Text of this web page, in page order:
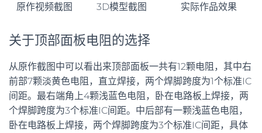
原作视频截图 3D模型截图 实际作品效果
关于顶部面板电阻的选择
从原作截图中可以看出来顶部面板一共有12颗电阻，其中右
前部7颗淡黄色电阻，直立焊接，两个焊脚跨度为1个标准IC
间距。最右端角上4颗浅蓝色电阻，卧在电路板上焊接，两
个焊脚跨度为3个标准IC间距。中后部有一颗浅蓝色电阻，
卧在电路板上焊接，两个焊脚跨度为3个标准IC间距，具体